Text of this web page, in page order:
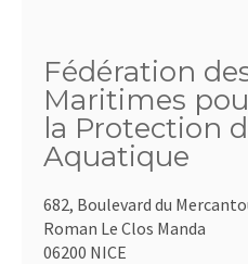
Fédération
Maritimes
la Protection
Aquatique
682, Boulevard du
Roman Le Clos Manda
06200 NICE